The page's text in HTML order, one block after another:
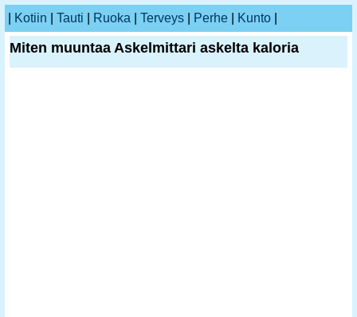
Kotiin Tauti Ruoka Terveys Perhe Kunto
Miten muuntaa Askelmittari askelta kaloria